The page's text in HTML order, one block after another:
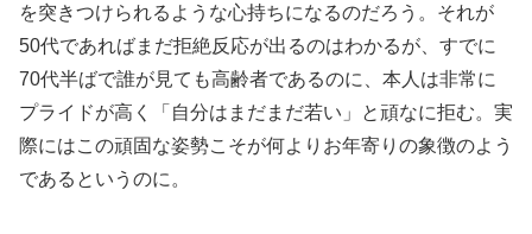
を突きつけられるような心持ちになるのだろう。それが
50代であればまだ拒絶反応が出るのはわかるが、すでに
70代半ばで誰が見ても高齢者であるのに、本人は非常に
プライドが高く「自分はまだまだ若い」と頑なに拒む。実
際にはこの頑固な姿勢こそが何よりお年寄りの象徴のよう
であるというのに。